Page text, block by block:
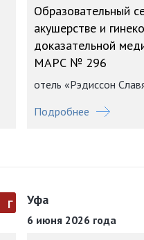
Образовательный
акушерстве и
доказательной
МАРС № 296
отель «Рэдиссон
Подробнее
г Уфа
6 июня 2026 года